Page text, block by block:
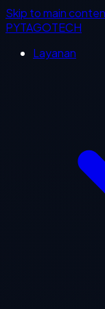
Skip to main
PYTAGOTECH
Layanan